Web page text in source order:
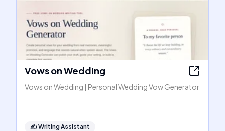
Vows on Wedding
Vows on Wedding | Personal Wedding Vow Generator
✍️Writing Assistant